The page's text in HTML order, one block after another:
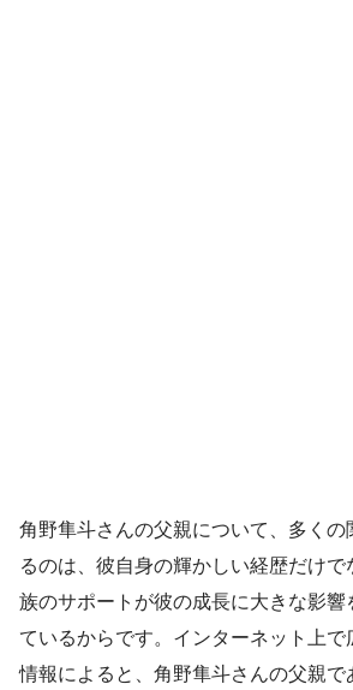
角野隼斗さんの父親について、多くの
るのは、彼自身の輝かしい経歴だけ
族のサポートが彼の成長に大きな影響
ているからです。インターネット上で
情報によると、角野隼斗さんの父親で